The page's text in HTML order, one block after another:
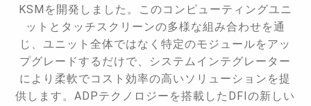
KSMを開発しました。このコンピューティングユニ
ットとタッチスクリーンの多様な組み合わせを通
じ、ユニット全体ではなく特定のモジュールをアッ
プグレードするだけで、システムインテグレーター
により柔軟でコスト効率の高いソリューションを提
供します。ADPテクノロジーを搭載したDFIの新しい